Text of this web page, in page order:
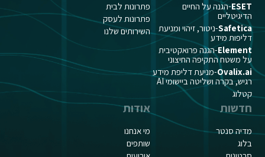
ESET-הגנה על החיים
הדיגיטליים
Safetica-ניטור, זיהוי ומניעת
דליפות מידע
Element-הגנה פרואקטיבית
על משטח התקיפה החיצוני
Ovalix.ai-מניעת דליפת מידע
רגיש, בקרה ושליטה ביישומי AI
קטלוג
פתרונות לבית
פתרונות לעסק
השירותים שלנו
חדשות
מדיה סנטר
בלוג
אודות
מי אנחנו
שותפים